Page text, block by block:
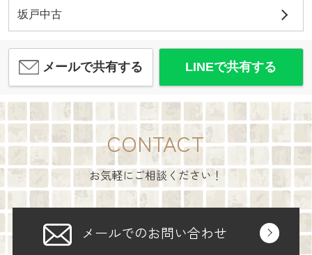
坂戸中古
メールで共有する LINEで共有する
CONTACT
お気軽にご相談ください！
メールでのお問い合わせ